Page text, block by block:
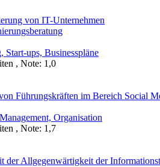
von IT-Unternehmen
ups, Businesspläne
, Note: 1,0
Führungskräften im Bereich Social
Organisation
, Note: 1,7
der Allgegenwärtigkeit der